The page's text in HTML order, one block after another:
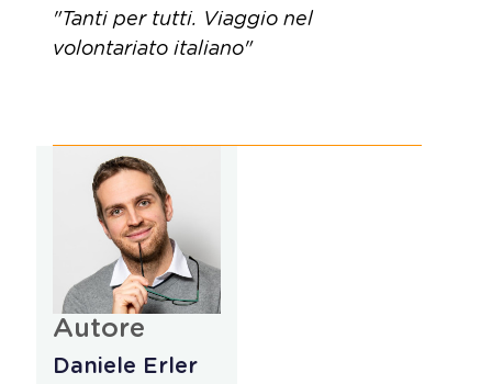
"Tanti per tutti. Viaggio nel
volontariato italiano"
Autore
Daniele Erler